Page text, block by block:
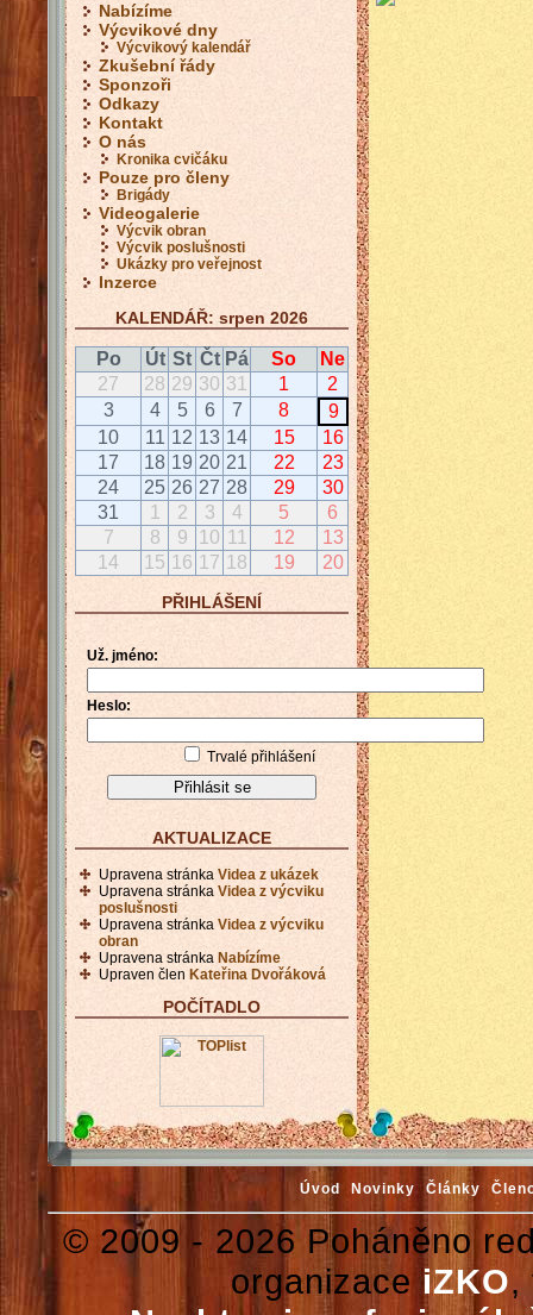
Nabízíme
Výcvikové dny
Výcvikový kalendář
Zkušební řády
Sponzoři
Odkazy
Kontakt
O nás
Kronika cvičáku
Pouze pro členy
Brigády
Videogalerie
Výcvik obran
Výcvik poslušnosti
Ukázky pro veřejnost
Inzerce
KALENDÁŘ: srpen 2026
Po Út St Čt Pá So
Ne
27
28 29 30 31 1
2
3
4 5 6 7 8
9
10
11 12 13 14 15
16
17
18 19 20 21 22
23
24
25 26 27 28 29
30
31
1 2 3 4 5
6
7
8 9 10 11 12
13
14
15 16 17 18 19 20
PŘIHLÁŠENÍ
Už. jméno:
Heslo:
Trvalé přihlášení
AKTUALIZACE
Upravena stránka Videa z ukázek
Upravena stránka Videa z výcviku
poslušnosti
Upravena stránka Videa z výcviku
obran
Upravena stránka Nabízíme
Upraven člen Kateřina Dvořáková
POČÍTADLO
Úvod Novinky Články
© 2009 - 2026 Poháněno
organizace iZKO,